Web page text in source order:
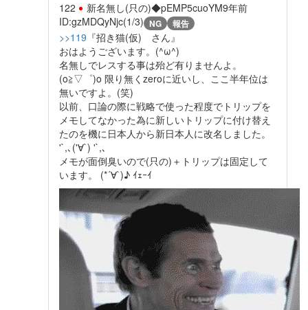
122 新名無し(只の)◆pEMP5cuoYM9年前
ID:gzMDQyNjc(1/3) NG 報告
>>119 『招き猫(仮) さん』
おはようございます。(^ω^)
名無しでレスする事は殆ど有りませんよ。
(o≧▽゜)o 限り無くzeroに近いし、ここ半年位は
無いですよ。(笑)
以前、口論の際に戦略で使った程度でトリップを
メモしてなかった為に新しいトリップに付け替え
たのを機に日本人から新日本人に改名しました。
'`,､('∀`) '`,､
メモが面倒臭いので(只の)＋トリップは固定して
います。 (*´∀`)♪ ｲｪｰｲ